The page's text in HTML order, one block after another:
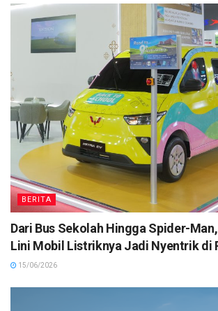
BERITA
Dari Bus Sekolah Hingga Spider-
Lini Mobil Listriknya Jadi Nyentrik di
15/06/2026